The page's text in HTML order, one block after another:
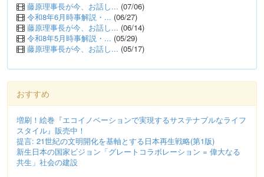
藤原理事長が今、お話し... (07/06)
令和8年6月時事解説・... (06/27)
藤原理事長が今、お話し... (06/14)
令和8年5月時事解説・... (05/29)
藤原理事長が今、お話し... (05/17)
おすすめ
増刷！絵巻『エコイノベーションで実現するサステナブルなライフ
スタイル』販売中！
提言: 21世紀の文明開化を基軸とする日本再生戦略(第1版)
新生日本の国家ビジョン「グレートコラボレーション = 偉大なる
共生」社会の建設